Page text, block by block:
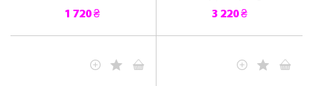
1 720 ₴
3 220 ₴